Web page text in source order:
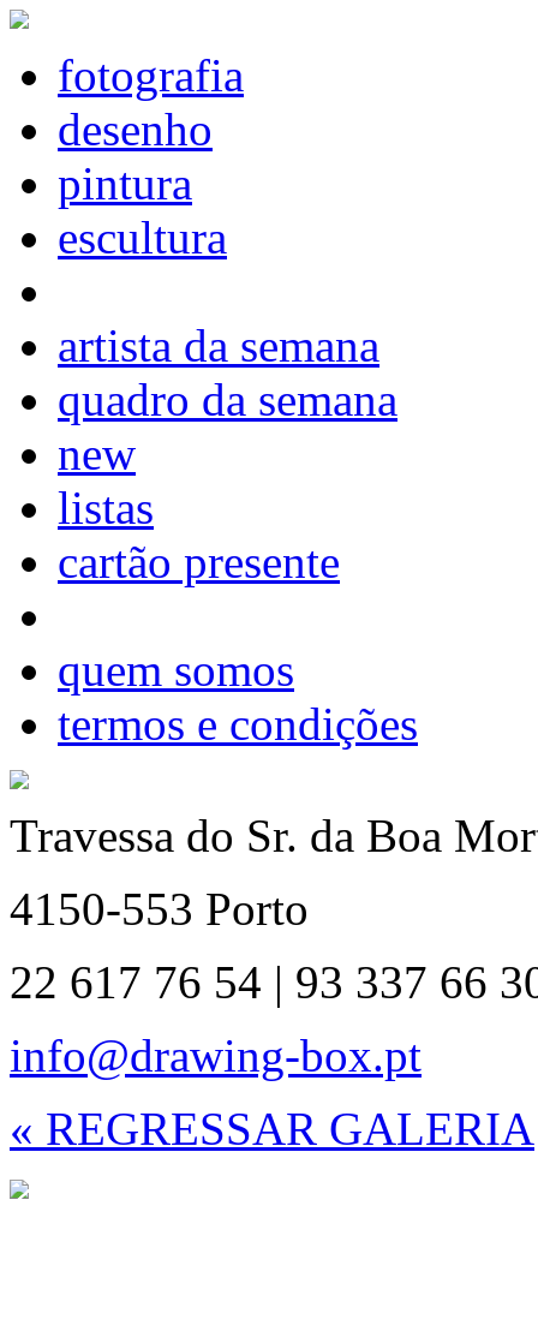
fotografia
desenho
pintura
escultura
artista da semana
quadro da semana
new
listas
cartão presente
quem somos
termos e condições
Travessa do Sr. da Boa
4150-553 Porto
22 617 76 54 | 93 337 66
info@drawing-box.pt
« REGRESSAR GALERIA